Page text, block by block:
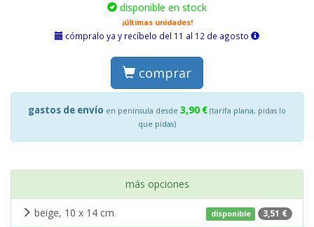
disponible en stock
¡últimas unidades!
cómpralo ya y recíbelo del 11 al 12 de agosto
comprar
gastos de envío en península desde 3,90 € (tarifa plana, pidas lo
que pidas)
más opciones
disponible 3,51 €
beige, 10 x 14 cm